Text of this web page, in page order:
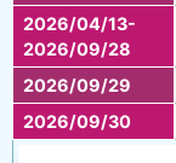
2026/04/13-
2026/09/28
2026/09/29
2026/09/30